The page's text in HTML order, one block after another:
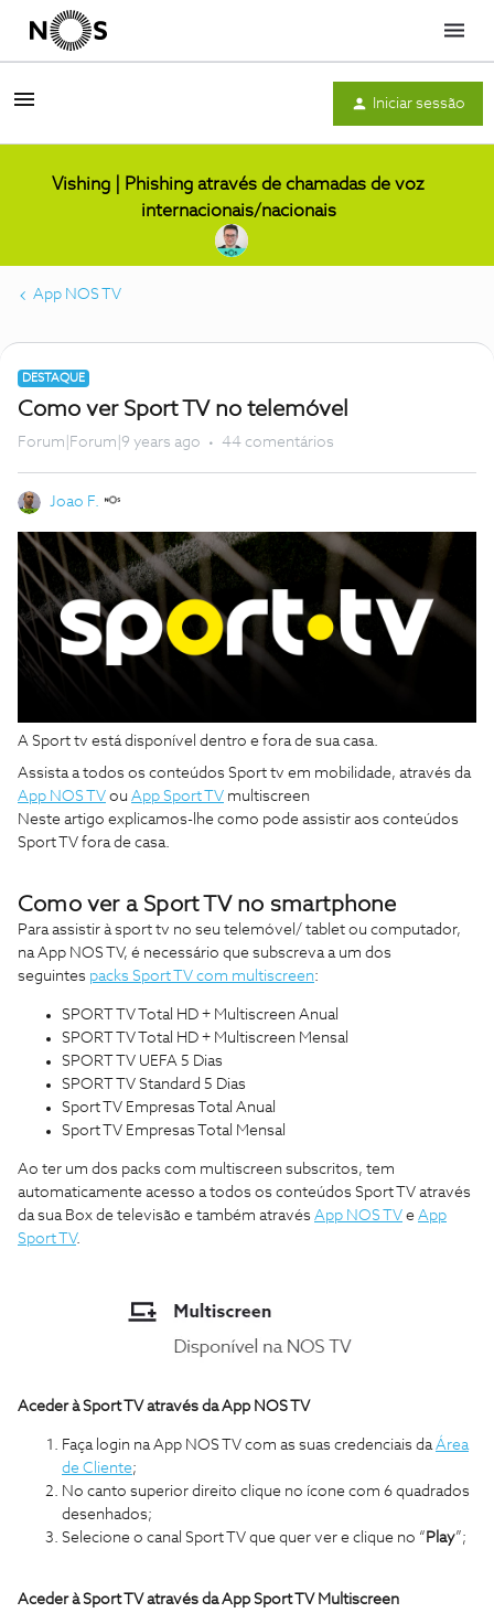
Menu
Iniciar sessão
Vishing | Phishing através de chamadas de voz
internacionais/nacionais
App NOS TV
DESTAQUE
Como ver Sport TV no telemóvel
Forum|Forum|9 years ago 44 comentários
Joao F.
A Sport tv está disponível dentro e fora de sua casa.
Assista a todos os conteúdos Sport tv em mobilidade, através da
App NOS TV ou App Sport TV multiscreen
Neste artigo explicamos-lhe como pode assistir aos conteúdos
Sport TV fora de casa.
Como ver a Sport TV no smartphone
Para assistir à sport tv no seu telemóvel/ tablet ou computador,
na App NOS TV, é necessário que subscreva a um dos
seguintes packs Sport TV com multiscreen:
SPORT TV Total HD + Multiscreen Anual
SPORT TV Total HD + Multiscreen Mensal
SPORT TV UEFA 5 Dias
SPORT TV Standard 5 Dias
Sport TV Empresas Total Anual
Sport TV Empresas Total Mensal
Ao ter um dos packs com multiscreen subscritos, tem
automaticamente acesso a todos os conteúdos Sport TV através
da sua Box de televisão e também através App NOS TV e App
Sport TV.
Aceder à Sport TV através da App NOS TV
Faça login na App NOS TV com as suas credenciais daÁrea
de Cliente;
No canto superior direito clique no ícone com 6 quadrados
desenhados;
Selecione o canal Sport TV que quer ver e clique no “ Play”;
Aceder à Sport TV através da App Sport TV Multiscreen